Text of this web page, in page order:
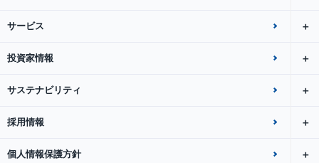
サービス
投資家情報
サステナビリティ
採用情報
個人情報保護方針